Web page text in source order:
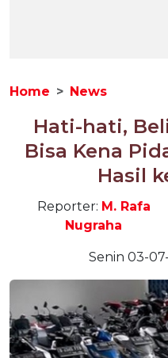
Home News
Hati-hati,
Bisa Kena
Hasil
Reporter: M. Rafa
Nugraha
Senin 03-